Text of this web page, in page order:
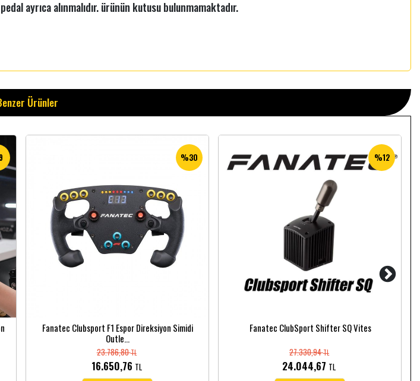
ayrıca alınmalıdır. ürünün kutusu bulunmamaktadır.
Ürünler
%30
Fanatec Clubsport F1 Espor Direksiyon Simidi
Outle...
23.786,80TL
16.650,76 TL
%12
Fanatec ClubSport Shifter SQ Vites
27.330,94TL
24.044,67 TL